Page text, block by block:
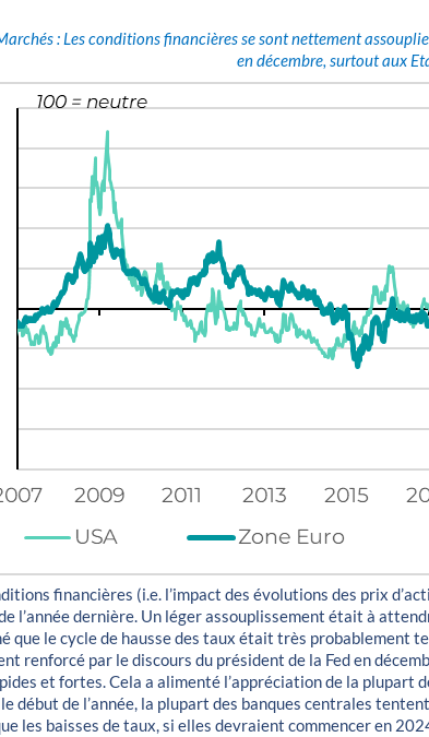
: Les conditions financières se sont nettement
en décembre, surtout aux
financières (i.e. l’impact des évolutions des prix
l’année dernière. Un léger assouplissement était à
que le cycle de hausse des taux était très probablement
renforcé par le discours du président de la Fed en
et fortes. Cela a alimenté l’appréciation de la plupart
début de l’année, la plupart des banques centrales
les baisses de taux, si elles devraient commencer en